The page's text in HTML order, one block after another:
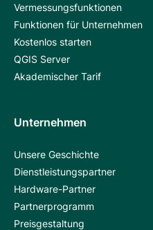
Vermessungsfunktionen
Funktionen für Unternehmen
Kostenlos starten
QGIS Server
Akademischer Tarif
Unternehmen
Unsere Geschichte
Dienstleistungspartner
Hardware-Partner
Partnerprogramm
Preisgestaltung